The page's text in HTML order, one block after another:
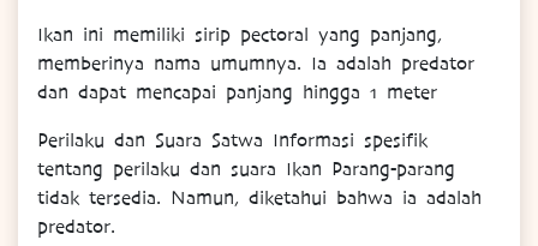
Ikan ini memiliki sirip pectoral yang panjang,
memberinya nama umumnya. Ia adalah predator
dan dapat mencapai panjang hingga 1 meter
Perilaku dan Suara Satwa Informasi spesifik
tentang perilaku dan suara Ikan Parang-parang
tidak tersedia. Namun, diketahui bahwa ia adalah
predator.